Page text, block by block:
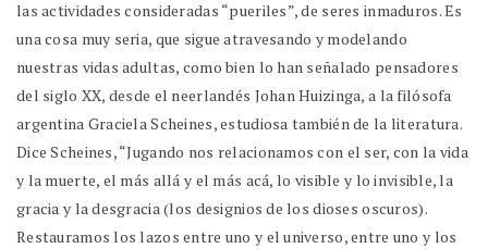
las actividades consideradas “pueriles”, de seres inmaduros. Es
una cosa muy seria, que sigue atravesando y modelando
nuestras vidas adultas, como bien lo han señalado pensadores
del siglo XX, desde el neerlandés Johan Huizinga, a la filósofa
argentina Graciela Scheines, estudiosa también de la literatura.
Dice Scheines, “Jugando nos relacionamos con el ser, con la vida
y la muerte, el más allá y el más acá, lo visible y lo invisible, la
gracia y la desgracia (los designios de los dioses oscuros).
Restauramos los lazos entre uno y el universo, entre uno y los